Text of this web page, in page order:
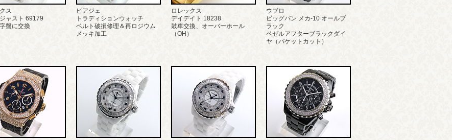
ス
ャスト 69179
盤に交換
ピアジェ
トラディションウォッチ
ベルト破損修理＆再ロジウム
メッキ加工
ロレックス
デイデイト 18238
鼓車交換、オーバーホール
（OH）
ウブロ
ビッグバン メカ-10 オールブ
ラック
ベゼルアフターブラックダイ
ヤ（バケットカット）